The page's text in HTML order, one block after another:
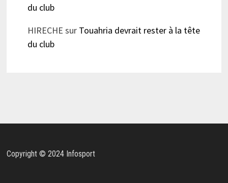
du club
HIRECHE sur Touahria devrait rester à la tête
du club
Copyright © 2024 Infosport